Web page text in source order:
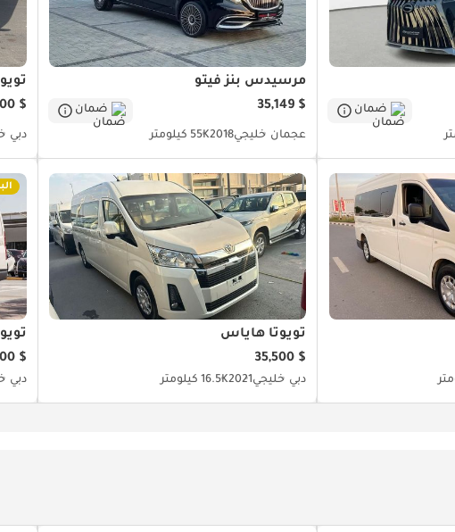
ضمان
مرسيدس بنز فيتو
$ 35,149
ضمان
عجمان خليجي201855K كيلومتر
$ 34,000
دبي
تويوتا هاياس
$ 35,500
دبي خليجي202116.5K كيلومتر
$ 35,900
دبي